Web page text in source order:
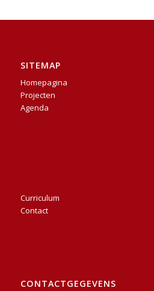
SITEMAP
Homepagina
Projecten
Agenda
Curriculum
Contact
CONTACTGEGEVENS